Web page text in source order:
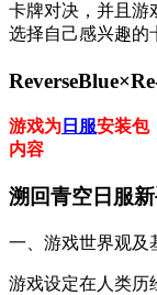
卡牌对决，并且游
选择自己感兴趣的
游戏为 日服安装包
内容
溯回青空日服
一、游戏世界观及
游戏设定在人类历